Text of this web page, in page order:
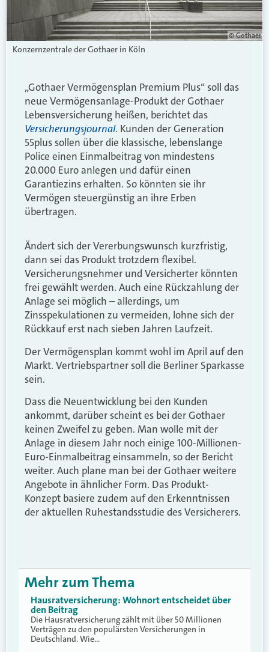
© Gothaer
Konzernzentrale der Gothaer in Köln
„Gothaer Vermögensplan Premium Plus“ soll das
neue Vermögensanlage-Produkt der Gothaer
Lebensversicherung heißen, berichtet das
Versicherungsjournal. Kunden der Generation
55plus sollen über die klassische, lebenslange
Police einen Einmalbeitrag von mindestens
20.000 Euro anlegen und dafür einen
Garantiezins erhalten. So könnten sie ihr
Vermögen steuergünstig an ihre Erben
übertragen.
Ändert sich der Vererbungswunsch kurzfristig,
dann sei das Produkt trotzdem flexibel.
Versicherungsnehmer und Versicherter könnten
frei gewählt werden. Auch eine Rückzahlung der
Anlage sei möglich – allerdings, um
Zinsspekulationen zu vermeiden, lohne sich der
Rückkauf erst nach sieben Jahren Laufzeit.
Der Vermögensplan kommt wohl im April auf den
Markt. Vertriebspartner soll die Berliner Sparkasse
sein.
Dass die Neuentwicklung bei den Kunden
ankommt, darüber scheint es bei der Gothaer
keinen Zweifel zu geben. Man wolle mit der
Anlage in diesem Jahr noch einige 100-Millionen-
Euro-Einmalbeitrag einsammeln, so der Bericht
weiter. Auch plane man bei der Gothaer weitere
Angebote in ähnlicher Form. Das Produkt-
Konzept basiere zudem auf den Erkenntnissen
der aktuellen Ruhestandsstudie des Versicherers.
Mehr zum Thema
Hausratversicherung: Wohnort entscheidet über
den Beitrag
Die Hausratversicherung zählt mit über 50 Millionen
Verträgen zu den populärsten Versicherungen in
Deutschland. Wie…